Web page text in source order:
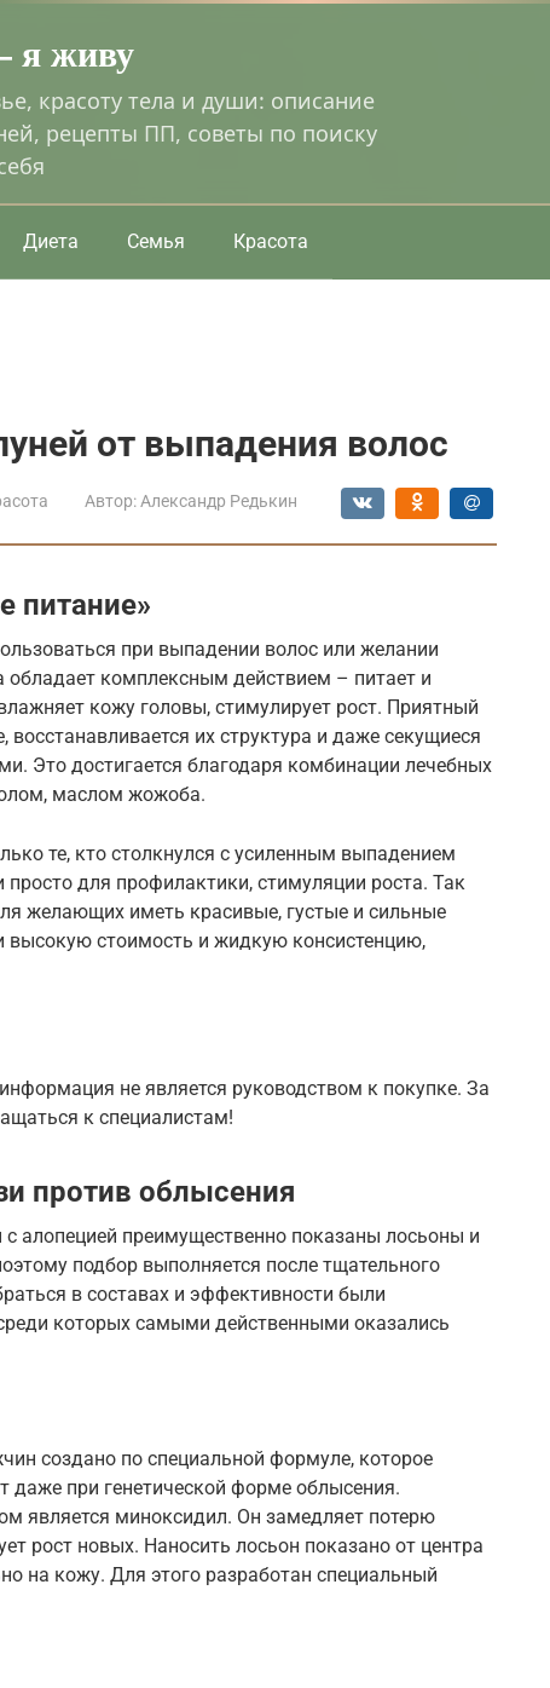
я живу
красоту тела и души: описание
рецепты ПП, советы по поиску
Диета Семья Красота
от выпадения волос
Автор: Александр Редькин
питание»
при выпадении волос или желании
обладает комплексным действием – питает и
кожу головы, стимулирует рост. Приятный
восстанавливается их структура и даже секущиеся
Это достигается благодаря комбинации лечебных
маслом жожоба.
те, кто столкнулся с усиленным выпадением
для профилактики, стимуляции роста. Так
желающих иметь красивые, густые и сильные
стоимость и жидкую консистенцию,
не является руководством к покупке. За
к специалистам!
против облысения
алопецией преимущественно показаны лосьоны и
подбор выполняется после тщательного
в составах и эффективности были
которых самыми действенными оказались
создано по специальной формуле, которое
при генетической форме облысения.
является миноксидил. Он замедляет потерю
рост новых. Наносить лосьон показано от центра
на кожу. Для этого разработан специальный